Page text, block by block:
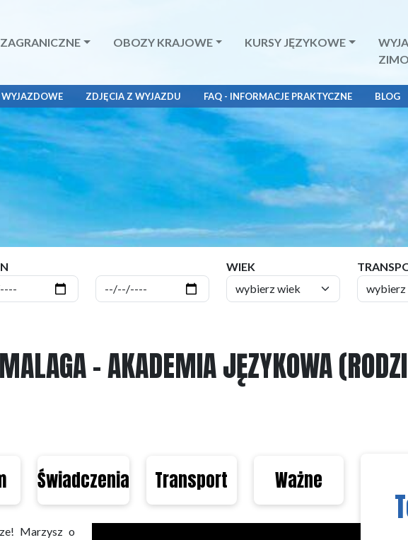
OBOZY KRAJOWE KURSY JĘZYKOWE
ZDJĘCIA Z WYJAZDU FAQ - INFORMACJE PRAKTYCZNE BLOG
WIEK
- AKADEMIA JĘZYKOWA
Świadczenia Transport Ważne
Marzysz o